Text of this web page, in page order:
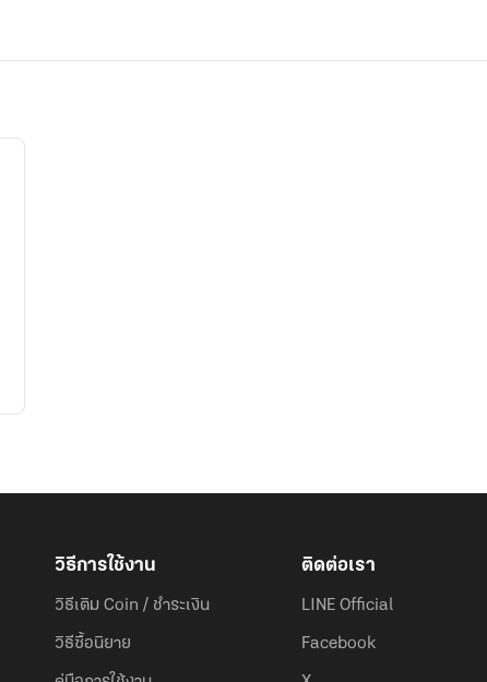
วิธีการใช้งาน
วิธีเติม Coin / ชำระเงิน
วิธีซื้อนิยาย
ติดต่อเรา
LINE Official
Facebook